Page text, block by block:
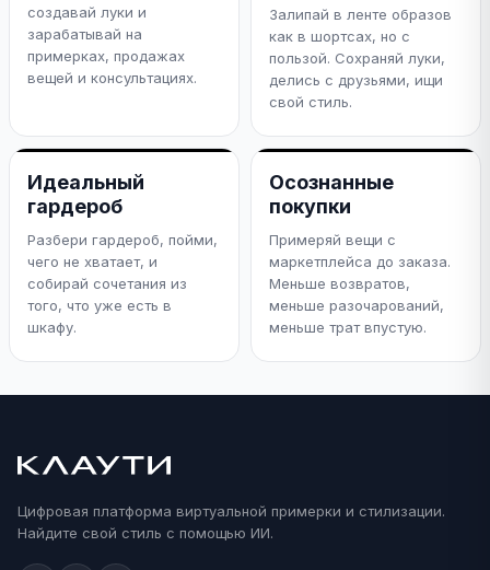
создавай луки и
зарабатывай на
примерках, продажах
вещей и консультациях.
Залипай в ленте образов
как в шортсах, но с
пользой. Сохраняй луки,
делись с друзьями, ищи
свой стиль.
Идеальный
гардероб
Разбери гардероб, пойми,
чего не хватает, и
собирай сочетания из
того, что уже есть в
шкафу.
Осознанные
покупки
Примеряй вещи с
маркетплейса до заказа.
Меньше возвратов,
меньше разочарований,
меньше трат впустую.
Цифровая платформа виртуальной примерки и стилизации.
Найдите свой стиль с помощью ИИ.